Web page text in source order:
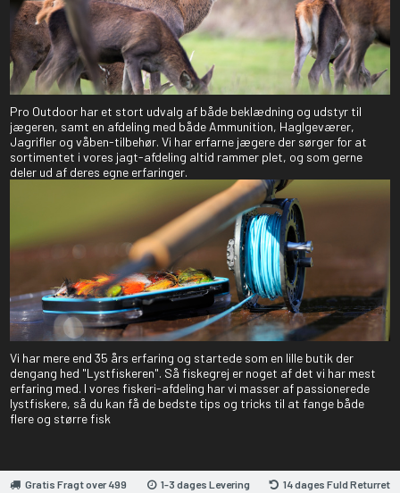
Pro Outdoor har et stort udvalg af både beklædning og udstyr til
jægeren, samt en afdeling med både Ammunition, Haglgeværer,
Jagrifler og våben-tilbehør. Vi har erfarne jægere der sørger for at
sortimentet i vores jagt-afdeling altid rammer plet, og som gerne
deler ud af deres egne erfaringer.
Vi har mere end 35 års erfaring og startede som en lille butik der
dengang hed "Lystfiskeren". Så fiskegrej er noget af det vi har mest
erfaring med. I vores fiskeri-afdeling har vi masser af passionerede
lystfiskere, så du kan få de bedste tips og tricks til at fange både
flere og større fisk
Gratis Fragt over 499 1-3 dages Levering 14 dages Fuld Returret